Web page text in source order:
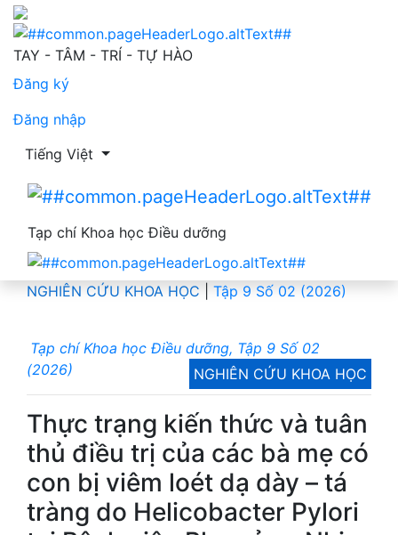
Thực trạng kiến thức và tuân thủ điều trị của các bà
TAY - TÂM - TRÍ - TỰ HÀO
Đăng ký
Đăng nhập
Thay đổi ngôn ngữ. Ngôn ngữ hiện tại là:
Tiếng Việt
Tạp chí Khoa học Điều dưỡng
NGHIÊN CỨU KHOA HỌC Tập 9 Số 02 (2026)
Tạp chí Khoa học Điều dưỡng, Tập 9 Số 02
(2026)
NGHIÊN CỨU KHOA HỌC
Thực trạng kiến thức và tuân
thủ điều trị của các bà mẹ có
con bị viêm loét dạ dày – tá
tràng do Helicobacter Pylori